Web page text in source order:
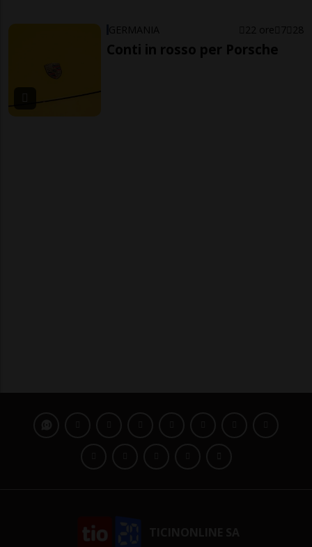
GERMANIA 22 ore 7 28
Conti in rosso per Porsche